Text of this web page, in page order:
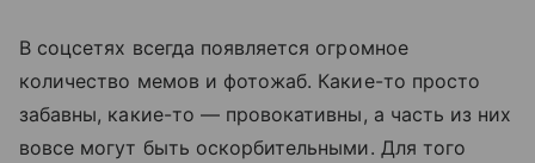
В соцсетях всегда появляется огромное
количество мемов и фотожаб. Какие-то просто
забавны, какие-то — провокативны, а часть из них
вовсе могут быть оскорбительными. Для того